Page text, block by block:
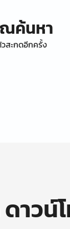
ค้นหา
สะกดอีกครั้ง
าวน์